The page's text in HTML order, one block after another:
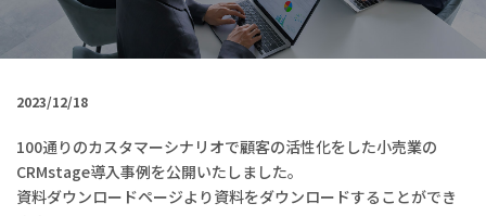
2023/12/18
100通りのカスタマーシナリオで顧客の活性化をした小売業の
CRMstage導入事例を公開いたしました。
資料ダウンロードページより資料をダウンロードすることができ